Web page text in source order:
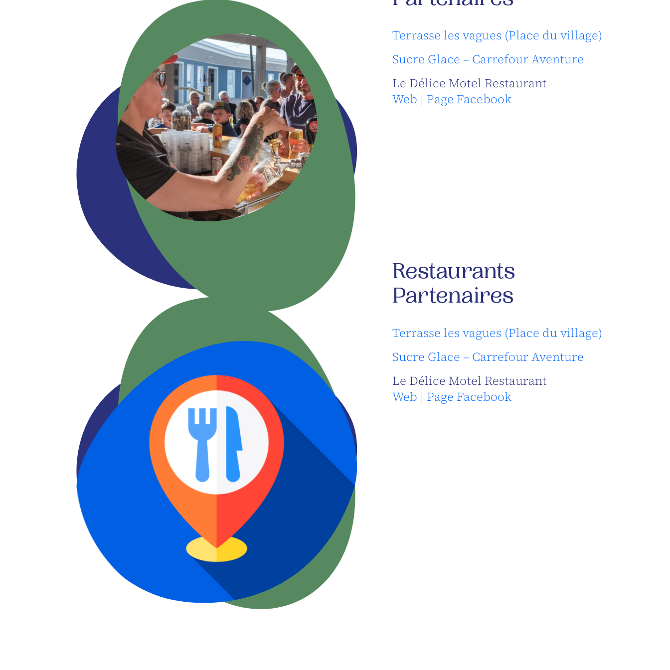
Terrasse les vagues (Place du village)
Sucre Glace – Carrefour Aventure
Le Délice Motel Restaurant
Web | Page Facebook
Restaurants
Partenaires
Terrasse les vagues (Place du village)
Sucre Glace – Carrefour Aventure
Le Délice Motel Restaurant
Web | Page Facebook